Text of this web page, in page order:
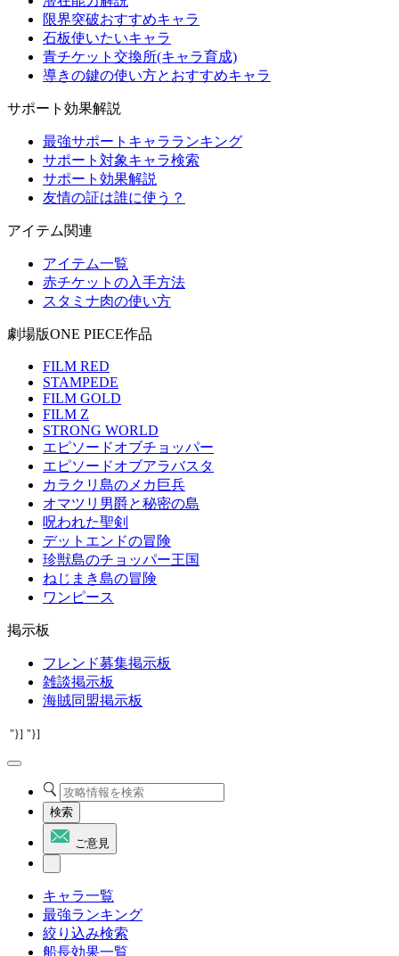
限界突破おすすめキャラ
石板使いたいキャラ
青チケット交換所(キャラ育成)
導きの鍵の使い方とおすすめキャラ
サポート効果解説
最強サポートキャラランキング
サポート対象キャラ検索
サポート効果解説
友情の証は誰に使う？
アイテム関連
アイテム一覧
赤チケットの入手方法
スタミナ肉の使い方
劇場版ONE PIECE作品
FILM RED
STAMPEDE
FILM GOLD
FILM Z
STRONG WORLD
エピソードオブチョッパー
エピソードオブアラバスタ
カラクリ島のメカ巨兵
オマツリ男爵と秘密の島
呪われた聖剣
デットエンドの冒険
珍獣島のチョッパー王国
ねじまき島の冒険
ワンピース
掲示板
フレンド募集掲示板
雑談掲示板
海賊同盟掲示板
"}] "}]
検索
ご意見
キャラ一覧
最強ランキング
絞り込み検索
船長効果一覧